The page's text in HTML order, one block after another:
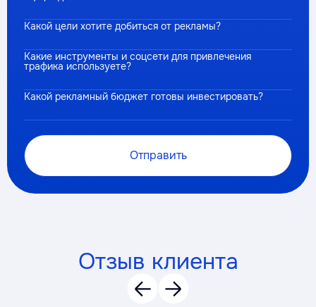
Какой цели хотите добиться от рекламы?
Какие инструменты и соцсети для привлечения
трафика используете?
Какой рекламный бюджет готовы инвестировать?
Отправить
Отзыв клиента